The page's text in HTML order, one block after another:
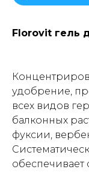
Florovit гель
удобрение,
всех видов
балконных
фуксии,